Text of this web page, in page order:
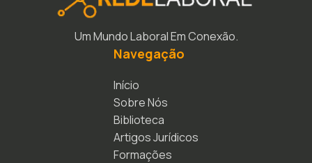
Um Mundo Laboral Em Conexão.
Navegação
Início
Sobre Nós
Biblioteca
Artigos Jurídicos
Formações